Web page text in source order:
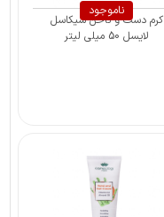
ناموجود
کرم دست و ناخن سیکاسل
لایسل 50 میلی لیتر